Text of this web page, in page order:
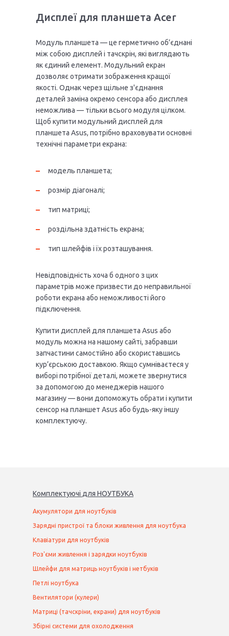
Дисплеї для планшета Acer
Модуль планшета — це герметично об’єднані
між собою дисплей і тачскрін, які виглядають
як єдиний елемент. Модульний екран
дозволяє отримати зображення кращої
якості. Однак через щільне з'єднання
деталей заміна окремо сенсора або дисплея
неможлива — тільки всього модуля цілком.
Щоб купити модульний дисплей для
планшета Asus, потрібно враховувати основні
технічні параметри екрана:
модель планшета;
розмір діагоналі;
тип матриці;
роздільна здатність екрана;
тип шлейфів і їх розташування.
Невідповідність хоча б одного з цих
параметрів може призвести до неправильної
роботи екрана або неможливості його
підключення.
Купити дисплей для планшета Asus або
модуль можна на нашому сайті, забравши
запчастини самостійно або скориставшись
кур’єрською доставкою. Якщо сумніваєтеся у
виборі потрібної деталі, можете звернутися
за допомогою до менеджерів нашого
магазину — вони допоможуть обрати і купити
сенсор на планшет Asus або будь-яку іншу
комплектуючу.
Комплектуючі для НОУТБУКА
Акумулятори для ноутбуків
Зарядні пристрої та блоки живлення для ноутбука
Клавіатури для ноутбуків
Роз'єми живлення і зарядки ноутбуків
Шлейфи для матриць ноутбуків і нетбуків
Петлі ноутбука
Вентилятори (кулери)
Матриці (тачскріни, екрани) для ноутбуків
Збірні системи для охолодження